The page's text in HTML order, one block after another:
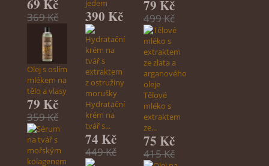
69 Kč
369 Kč
Olej s oslím
mlékem na
tělo a vlasy
79 Kč
359 Kč
jedem
390 Kč
Hydratační
krém na
tvář s...
74 Kč
449 Kč
79 Kč
499 Kč
Tělové
mléko s
extraktem
ze...
75 Kč
415 Kč